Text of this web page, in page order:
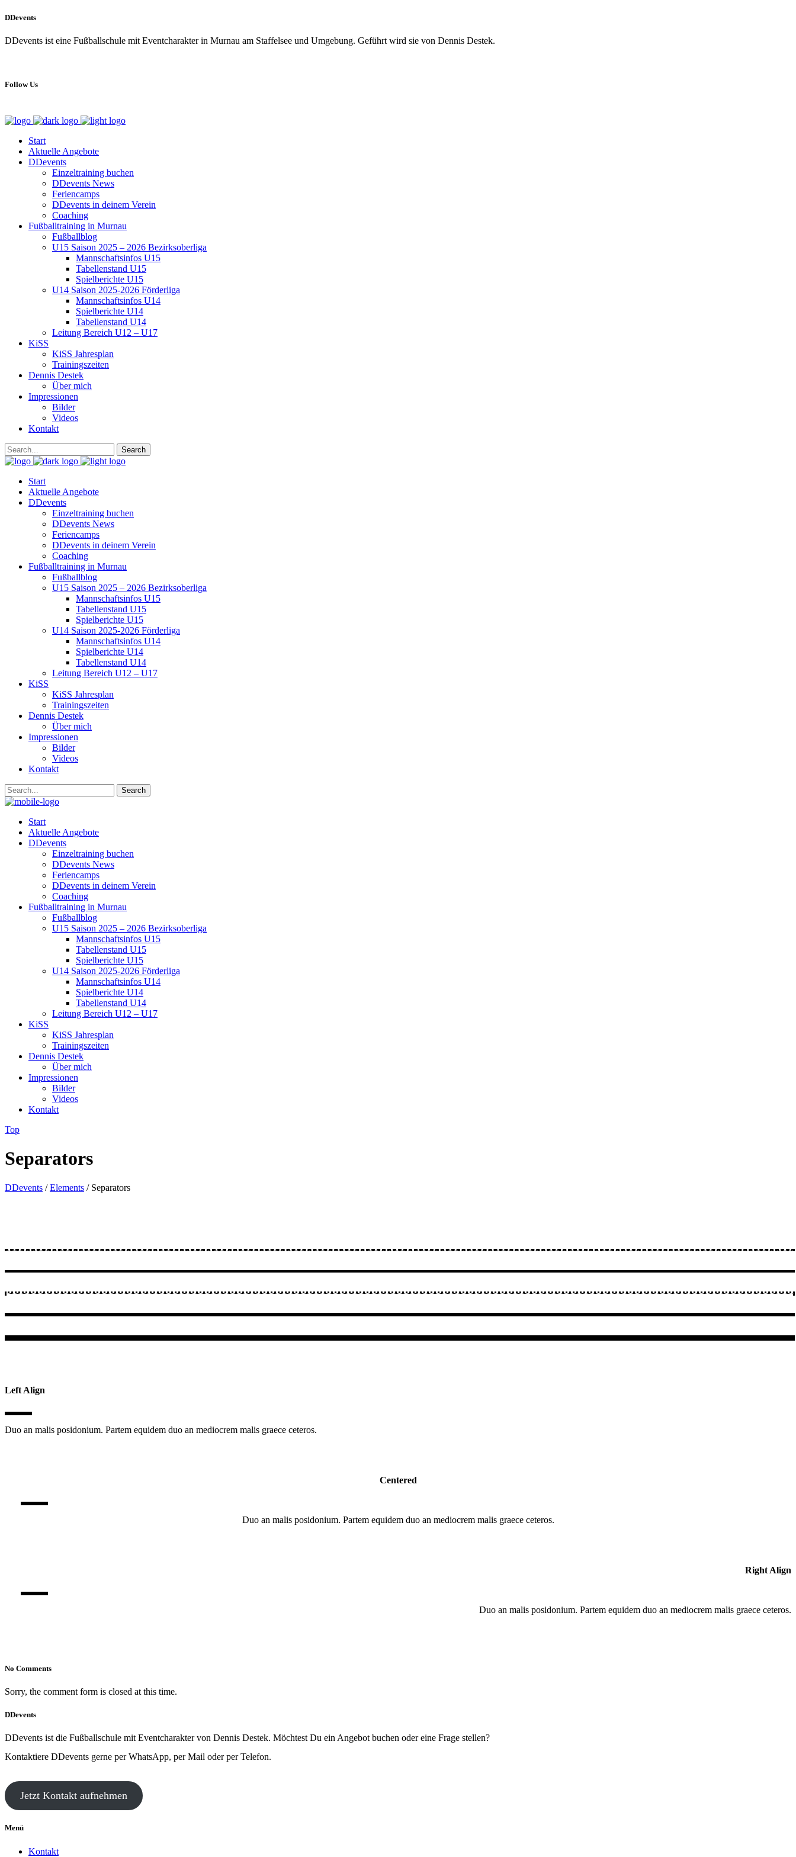
DDevents
DDevents ist eine Fußballschule mit Eventcharakter in Murnau am Staffelsee und Umgebung. Geführt wird sie von Dennis Destek.
Follow Us
Start
Aktuelle Angebote
DDevents
Einzeltraining buchen
DDevents News
Feriencamps
DDevents in deinem Verein
Coaching
Fußballtraining in Murnau
Fußballblog
U15 Saison 2025 – 2026 Bezirksoberliga
Mannschaftsinfos U15
Tabellenstand U15
Spielberichte U15
U14 Saison 2025-2026 Förderliga
Mannschaftsinfos U14
Spielberichte U14
Tabellenstand U14
Leitung Bereich U12 – U17
KiSS
KiSS Jahresplan
Trainingszeiten
Dennis Destek
Über mich
Impressionen
Bilder
Videos
Kontakt
Start
Aktuelle Angebote
DDevents
Einzeltraining buchen
DDevents News
Feriencamps
DDevents in deinem Verein
Coaching
Fußballtraining in Murnau
Fußballblog
U15 Saison 2025 – 2026 Bezirksoberliga
Mannschaftsinfos U15
Tabellenstand U15
Spielberichte U15
U14 Saison 2025-2026 Förderliga
Mannschaftsinfos U14
Spielberichte U14
Tabellenstand U14
Leitung Bereich U12 – U17
KiSS
KiSS Jahresplan
Trainingszeiten
Dennis Destek
Über mich
Impressionen
Bilder
Videos
Kontakt
Start
Aktuelle Angebote
DDevents
Einzeltraining buchen
DDevents News
Feriencamps
DDevents in deinem Verein
Coaching
Fußballtraining in Murnau
Fußballblog
U15 Saison 2025 – 2026 Bezirksoberliga
Mannschaftsinfos U15
Tabellenstand U15
Spielberichte U15
U14 Saison 2025-2026 Förderliga
Mannschaftsinfos U14
Spielberichte U14
Tabellenstand U14
Leitung Bereich U12 – U17
KiSS
KiSS Jahresplan
Trainingszeiten
Dennis Destek
Über mich
Impressionen
Bilder
Videos
Kontakt
Top
Separators
DDevents /Elements / Separators
Left Align
Duo an malis posidonium. Partem equidem duo an mediocrem malis graece ceteros.
Centered
Duo an malis posidonium. Partem equidem duo an mediocrem malis graece ceteros.
Right Align
Duo an malis posidonium. Partem equidem duo an mediocrem malis graece ceteros.
No Comments
Sorry, the comment form is closed at this time.
DDevents
DDevents ist die Fußballschule mit Eventcharakter von Dennis Destek. Möchtest Du ein Angebot buchen oder eine Frage stellen?
Kontaktiere DDevents gerne per WhatsApp, per Mail oder per Telefon.
Jetzt Kontakt aufnehmen
Menü
Kontakt